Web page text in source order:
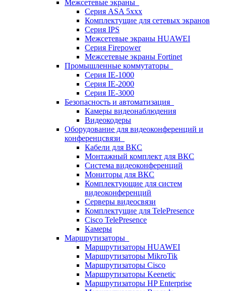
Межсетевые экраны
Серия ASA 5xxx
Комплектущие для сетевых экранов
Серия IPS
Межсетевые экраны HUAWEI
Серия Firepower
Межсетевые экраны Fortinet
Промышленные коммутаторы
Серия IE-1000
Серия IE-2000
Серия IE-3000
Безопасность и автоматизация
Камеры видеонаблюдения
Видеокодеры
Оборудование для видеоконференций и
конференцсвязи
Кабели для ВКС
Монтажный комплект для ВКС
Система видеоконференций
Мониторы для ВКС
Комплектующие для систем
видеоконференций
Серверы видеосвязи
Комплектущие для TelePresence
Cisco TelePresence
Камеры
Маршрутизаторы
Маршрутизаторы HUAWEI
Маршрутизаторы MikroTik
Маршрутизаторы Cisco
Маршрутизаторы Keenetic
Маршрутизаторы HP Enterprise